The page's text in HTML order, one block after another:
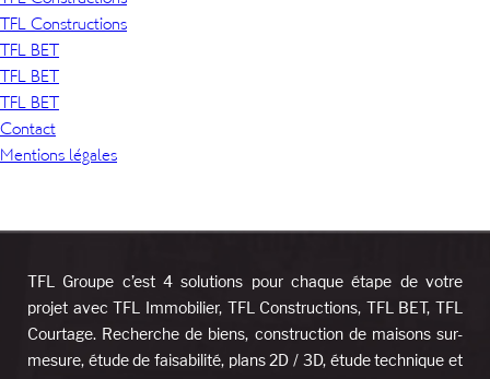
TFL Constructions
TFL BET
TFL BET
TFL BET
Contact
Mentions légales
TFL Groupe c’est 4 solutions pour chaque étape de votre
projet avec TFL Immobilier, TFL Constructions, TFL BET, TFL
Courtage. Recherche de biens, construction de maisons sur-
mesure, étude de faisabilité, plans 2D / 3D, étude technique et